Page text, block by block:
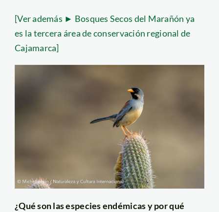
[Ver además ► Bosques Secos del Marañón ya
es la tercera área de conservación regional de
Cajamarca]
¿Qué son las especies endémicas y por qué